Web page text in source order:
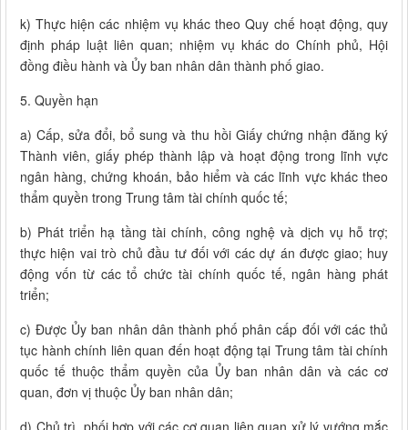
k) Thực hiện các nhiệm vụ khác theo Quy chế hoạt động, quy
định pháp luật liên quan; nhiệm vụ khác do Chính phủ, Hội
đồng điều hành và Ủy ban nhân dân thành phố giao.
5. Quyền hạn
a) Cấp, sửa đổi, bổ sung và thu hồi Giấy chứng nhận đăng ký
Thành viên, giấy phép thành lập và hoạt động trong lĩnh vực
ngân hàng, chứng khoán, bảo hiểm và các lĩnh vực khác theo
thẩm quyền trong Trung tâm tài chính quốc tế;
b) Phát triển hạ tầng tài chính, công nghệ và dịch vụ hỗ trợ;
thực hiện vai trò chủ đầu tư đối với các dự án được giao; huy
động vốn từ các tổ chức tài chính quốc tế, ngân hàng phát
triển;
c) Được Ủy ban nhân dân thành phố phân cấp đối với các thủ
tục hành chính liên quan đến hoạt động tại Trung tâm tài chính
quốc tế thuộc thẩm quyền của Ủy ban nhân dân và các cơ
quan, đơn vị thuộc Ủy ban nhân dân;